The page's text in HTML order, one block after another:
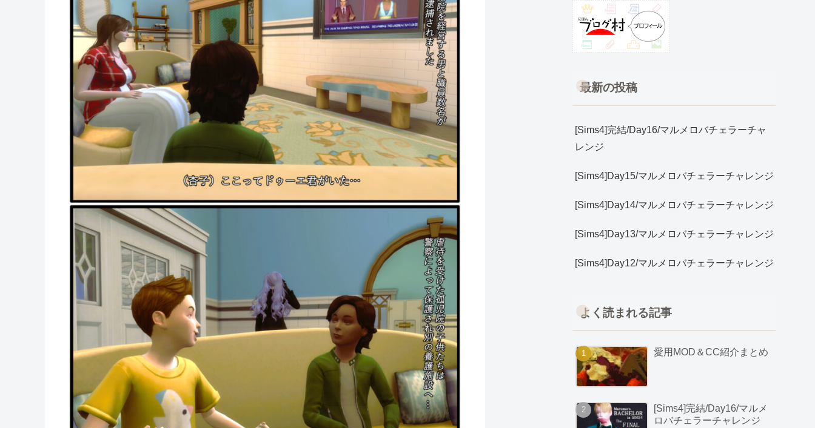
最新の投稿
[Sims4]完結/Day16/マルメロバチェラーチャ
レンジ
[Sims4]Day15/マルメロバチェラーチャレンジ
[Sims4]Day14/マルメロバチェラーチャレンジ
[Sims4]Day13/マルメロバチェラーチャレンジ
[Sims4]Day12/マルメロバチェラーチャレンジ
よく読まれる記事
愛用MOD＆CC紹介まとめ
[Sims4]完結/Day16/マルメ
ロバチェラーチャレンジ